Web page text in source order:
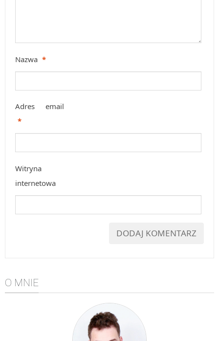
Nazwa *
Adres email
*
Witryna
internetowa
O MNIE